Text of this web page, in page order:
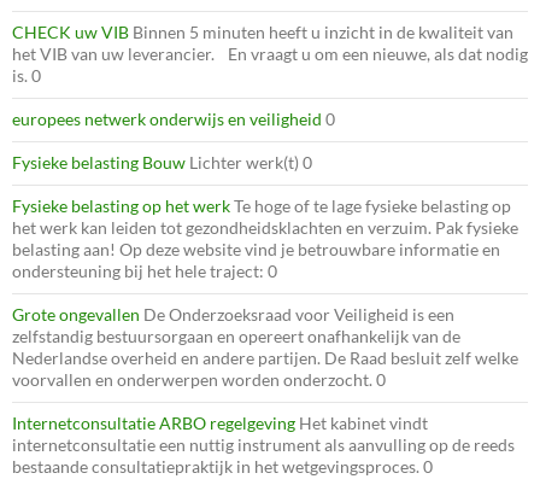
CHECK uw VIB Binnen 5 minuten heeft u inzicht in de kwaliteit van
het VIB van uw leverancier. En vraagt u om een nieuwe, als dat nodig
is. 0
europees netwerk onderwijs en veiligheid 0
Fysieke belasting Bouw Lichter werk(t) 0
Fysieke belasting op het werkTe hoge of te lage fysieke belasting op
het werk kan leiden tot gezondheidsklachten en verzuim. Pak fysieke
belasting aan! Op deze website vind je betrouwbare informatie en
ondersteuning bij het hele traject: 0
Grote ongevallen De Onderzoeksraad voor Veiligheid is een
zelfstandig bestuursorgaan en opereert onafhankelijk van de
Nederlandse overheid en andere partijen. De Raad besluit zelf welke
voorvallen en onderwerpen worden onderzocht. 0
Internetconsultatie ARBO regelgeving Het kabinet vindt
internetconsultatie een nuttig instrument als aanvulling op de reeds
bestaande consultatiepraktijk in het wetgevingsproces. 0